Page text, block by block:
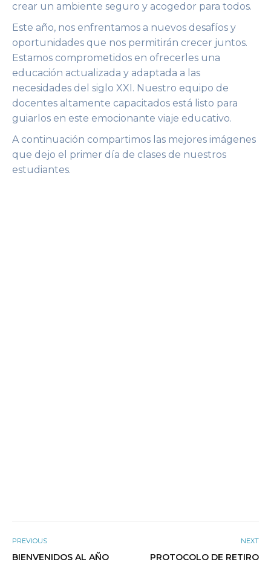
crear un ambiente seguro y acogedor para todos.
Este año, nos enfrentamos a nuevos desafíos y
oportunidades que nos permitirán crecer juntos.
Estamos comprometidos en ofrecerles una
educación actualizada y adaptada a las
necesidades del siglo XXI. Nuestro equipo de
docentes altamente capacitados está listo para
guiarlos en este emocionante viaje educativo.
A continuación compartimos las mejores imágenes
que dejo el primer día de clases de nuestros
estudiantes.
PREVIOUS
BIENVENIDOS AL AÑO
NEXT
PROTOCOLO DE RETIRO